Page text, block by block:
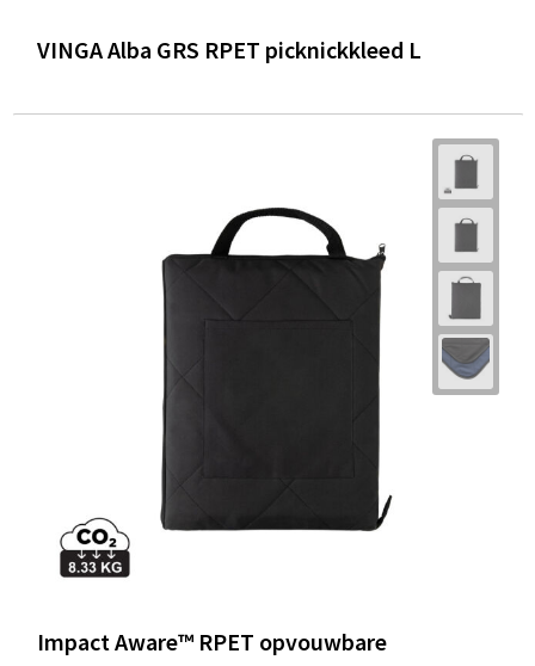
VINGA Alba GRS RPET picknickkleed L
Impact Aware™ RPET opvouwbare